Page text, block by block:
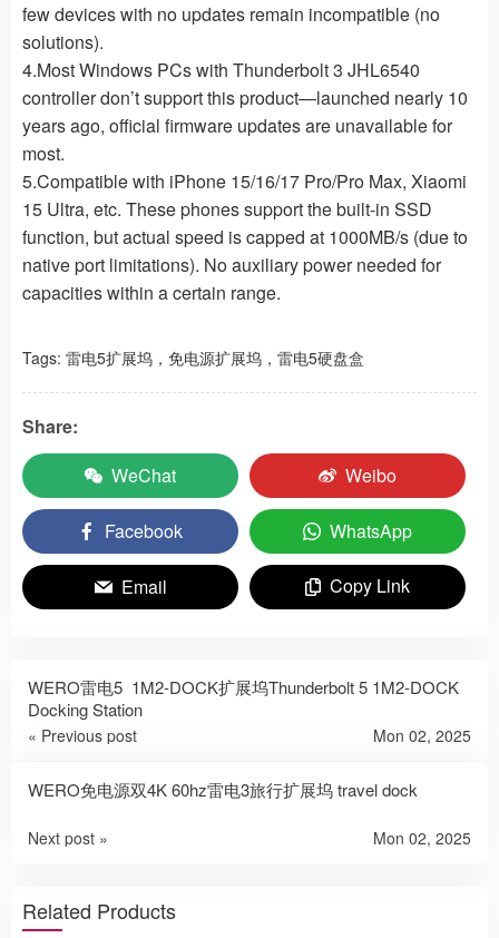
few devices with no updates remain incompatible (no
solutions).
4.Most Windows PCs with Thunderbolt 3 JHL6540
controller don’t support this product—launched nearly 10
years ago, official firmware updates are unavailable for
most.
5.Compatible with iPhone 15/16/17 Pro/Pro Max, Xiaomi
15 Ultra, etc. These phones support the built-in SSD
function, but actual speed is capped at 1000MB/s (due to
native port limitations). No auxiliary power needed for
capacities within a certain range.
Tags: 雷电5扩展坞，免电源扩展坞，雷电5硬盘盒
Share:
WeChat
Weibo
Facebook WhatsApp
Email Copy Link
WERO雷电5 1M2-DOCK扩展坞Thunderbolt 5 1M2-DOCK
Docking Station
« Previous post Mon 02, 2025
WERO免电源双4K 60hz雷电3旅行扩展坞 travel dock
Next post » Mon 02, 2025
Related Products